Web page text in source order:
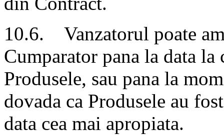
10.6. Vanzatorul poate
Cumparator pana la data
Produsele, sau pana la
dovada ca Produsele au
data cea mai apropiata.